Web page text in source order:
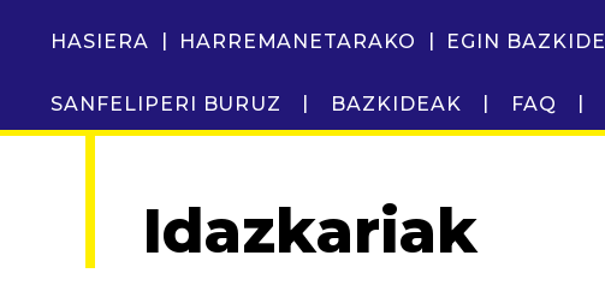
HASIERA HARREMANETARAKO EGIN BAZKIDE
SANFELIPERI BURUZ BAZKIDEAK FAQ
Idazkariak